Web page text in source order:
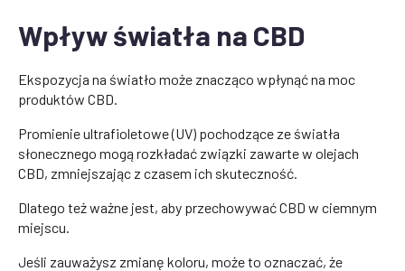
Wpływ światła na CBD
Ekspozycja na światło może znacząco wpłynąć na moc
produktów CBD.
Promienie ultrafioletowe (UV) pochodzące ze światła
słonecznego mogą rozkładać związki zawarte w olejach
CBD, zmniejszając z czasem ich skuteczność.
Dlatego też ważne jest, aby przechowywać CBD w ciemnym
miejscu.
Jeśli zauważysz zmianę koloru, może to oznaczać, że